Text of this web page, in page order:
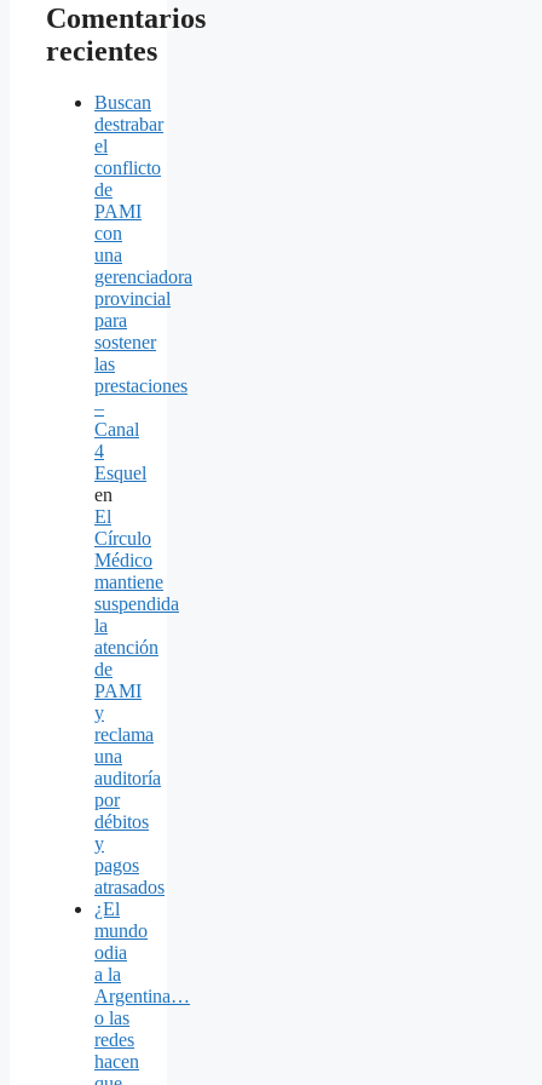
Comentarios
recientes
Buscan
destrabar
el
conflicto
de
PAMI
con
una
gerenciadora
provincial
para
sostener
las
prestaciones
–
Canal
4
Esquel
en
El
Círculo
Médico
mantiene
suspendida
la
atención
de
PAMI
y
reclama
una
auditoría
por
débitos
y
pagos
atrasados
¿El
mundo
odia
a la
Argentina…
o las
redes
hacen